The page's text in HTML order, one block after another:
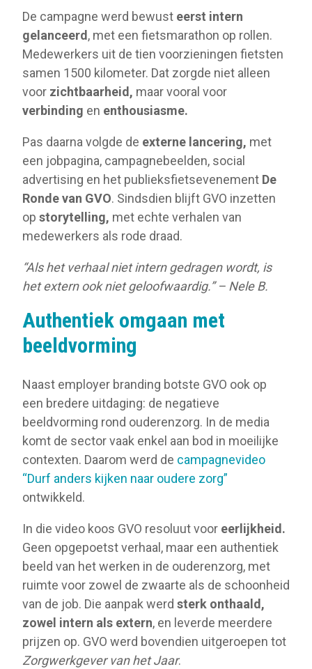
De campagne werd bewust eerst intern
gelanceerd, met een fietsmarathon op rollen.
Medewerkers uit de tien voorzieningen fietsten
samen 1500 kilometer. Dat zorgde niet alleen
voor zichtbaarheid, maar vooral voor
verbinding en enthousiasme.
Pas daarna volgde de externe lancering, met
een jobpagina, campagnebeelden, social
advertising en het publieksfietsevenement De
Ronde van GVO. Sindsdien blijft GVO inzetten
op storytelling, met echte verhalen van
medewerkers als rode draad.
“Als het verhaal niet intern gedragen wordt, is
het extern ook niet geloofwaardig.” – Nele B.
Authentiek omgaan met
beeldvorming
Naast employer branding botste GVO ook op
een bredere uitdaging: de negatieve
beeldvorming rond ouderenzorg. In de media
komt de sector vaak enkel aan bod in moeilijke
contexten. Daarom werd de campagnevideo
“Durf anders kijken naar oudere zorg”
ontwikkeld.
In die video koos GVO resoluut voor eerlijkheid.
Geen opgepoetst verhaal, maar een authentiek
beeld van het werken in de ouderenzorg, met
ruimte voor zowel de zwaarte als de schoonheid
van de job. Die aanpak werd sterk onthaald,
zowel intern als extern, en leverde meerdere
prijzen op. GVO werd bovendien uitgeroepen tot
Zorgwerkgever van het Jaar.